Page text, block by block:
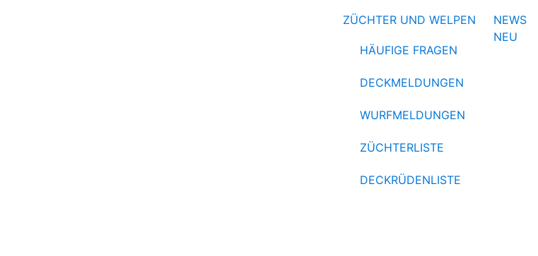
ZÜCHTER UND WELPEN
HÄUFIGE FRAGEN
DECKMELDUNGEN
WURFMELDUNGEN
ZÜCHTERLISTE
DECKRÜDENLISTE
NEWS
NEU